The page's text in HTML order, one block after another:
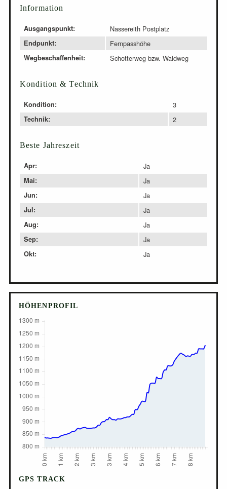
Information
Ausgangspunkt: Nassereith Postplatz
Endpunkt: Fernpasshöhe
Wegbeschaffenheit: Schotterweg bzw. Waldweg
Kondition & Technik
Kondition: 3
Technik: 2
Beste Jahreszeit
Apr: Ja
Mai: Ja
Jun: Ja
Jul: Ja
Aug: Ja
Sep: Ja
Okt: Ja
HÖHENPROFIL
GPS TRACK